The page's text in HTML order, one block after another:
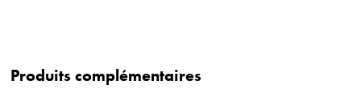
Produits complémentaires